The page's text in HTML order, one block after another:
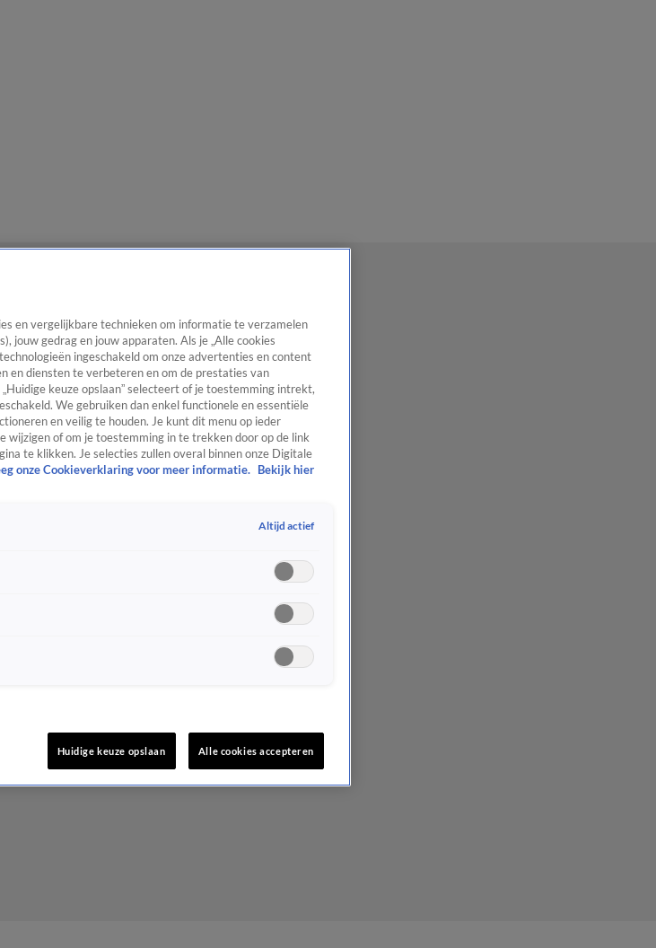
en vergelijkbare technieken om informatie te verzamelen
jouw gedrag en jouw apparaten. Als je „Alle cookies
ingeschakeld om onze advertenties en content
en diensten te verbeteren en om de prestaties van
keuze opslaan” selecteert of je toestemming intrekt,
We gebruiken dan enkel functionele en essentiële
en veilig te houden. Je kunt dit menu op ieder
wijzigen of om je toestemming in te trekken door op de link
te klikken. Je selecties zullen overal binnen onze Digitale
onze Cookieverklaring voor meer informatie.
Bekijk hier
Altijd actief
Huidige keuze opslaan Alle cookies accepteren